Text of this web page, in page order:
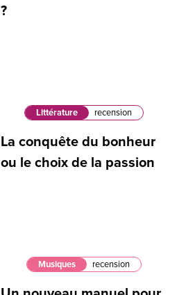
?
Littérature recension
La conquête du bonheur
ou le choix de la passion
Musiques recension